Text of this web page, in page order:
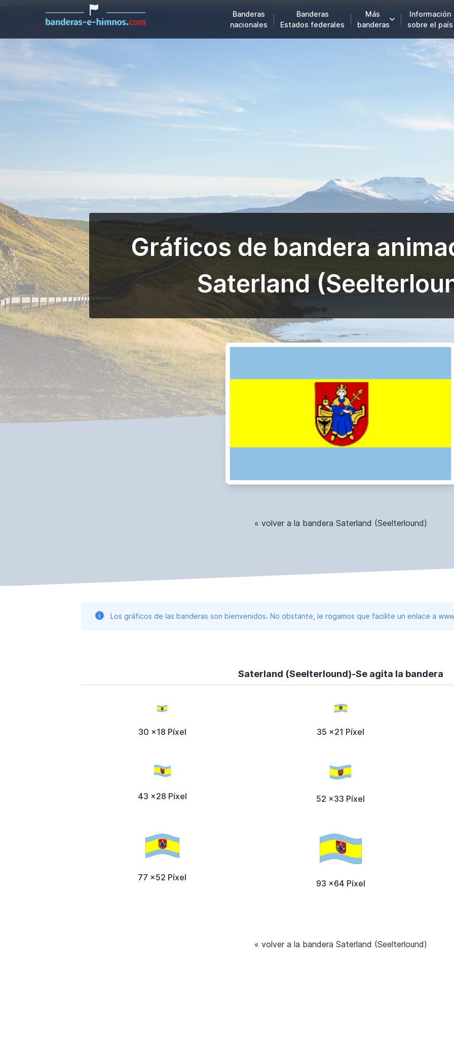
Banderas
nacionales
Banderas
Estados federales
Más
banderas
Información
sobre el país
Gráficos de bandera
Saterland
« volver a la bandera Saterland (Seelterlound)
Los gráficos de las banderas son bienvenidos. No obstante, le rogamos que facilite un enlace a
Saterland (Seelterlound)-Se agita la bandera
30 x18 Píxel 35 x21 Píxel
43 x28 Píxel 52 x33 Píxel
77 x52 Píxel
93 x64 Píxel
« volver a la bandera Saterland (Seelterlound)